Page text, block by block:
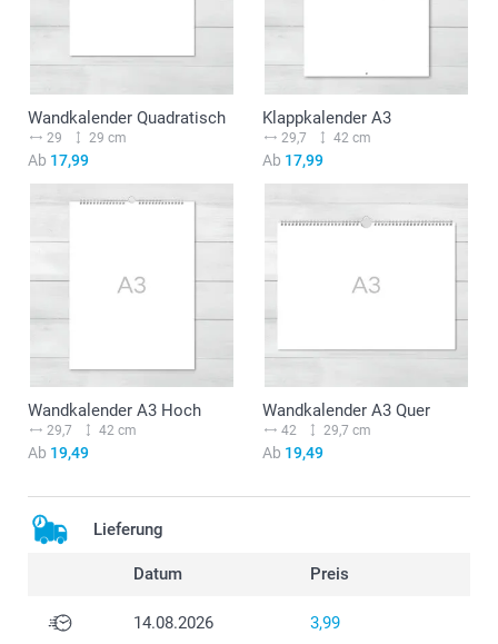
Wandkalender Quadratisch
29 29 cm
Ab 17,99
Klappkalender A3
29,7 42 cm
Ab 17,99
Wandkalender A3 Hoch
29,7 42 cm
Ab 19,49
Wandkalender A3 Quer
42 29,7 cm
Ab 19,49
Lieferung
Datum Preis
14.08.2026 3,99